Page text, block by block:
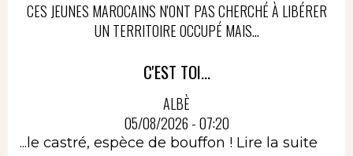
CES JEUNES MAROCAINS N'ONT PAS CHERCHÉ À LIBÉRER
UN TERRITOIRE OCCUPÉ MAIS...
C'EST TOI...
ALBÈ
05/08/2026 - 07:20
...le castré, espèce de bouffon ! Lire la suite